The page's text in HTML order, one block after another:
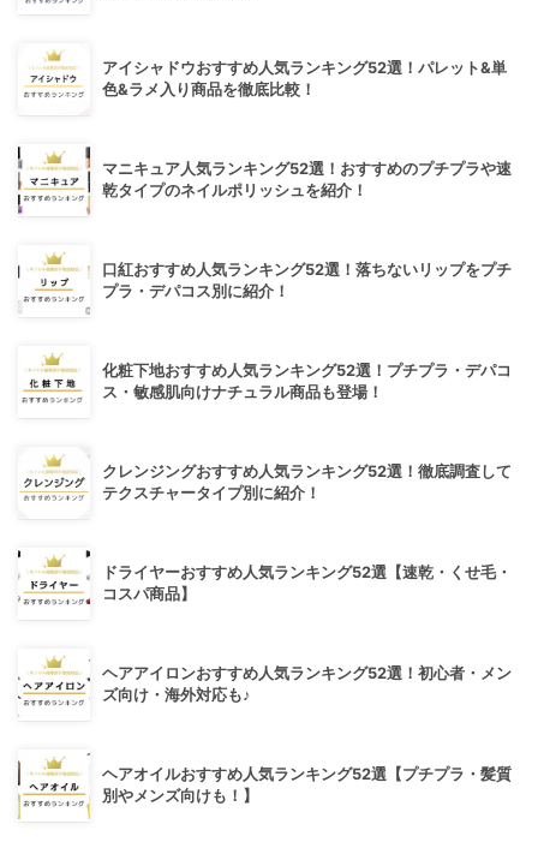
アイシャドウおすすめ人気ランキング52選！パレット&単
色&ラメ入り商品を徹底比較！
マニキュア人気ランキング52選！おすすめのプチプラや速
乾タイプのネイルポリッシュを紹介！
口紅おすすめ人気ランキング52選！落ちないリップをプチ
プラ・デパコス別に紹介！
化粧下地おすすめ人気ランキング52選！プチプラ・デパコ
ス・敏感肌向けナチュラル商品も登場！
クレンジングおすすめ人気ランキング52選！徹底調査して
テクスチャータイプ別に紹介！
ドライヤーおすすめ人気ランキング52選【速乾・くせ毛・
コスパ商品】
ヘアアイロンおすすめ人気ランキング52選！初心者・メン
ズ向け・海外対応も♪
ヘアオイルおすすめ人気ランキング52選【プチプラ・髪質
別やメンズ向けも！】